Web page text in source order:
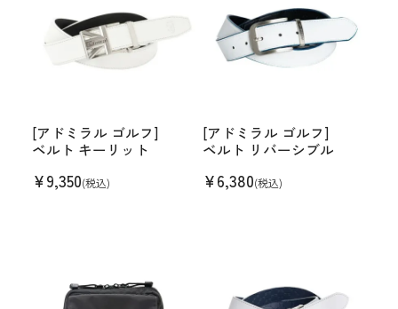
[アドミラル ゴルフ]
ベルト キーリット
¥9,350(税込)
[アドミラル ゴルフ]
ベルト リバーシブル
¥6,380(税込)